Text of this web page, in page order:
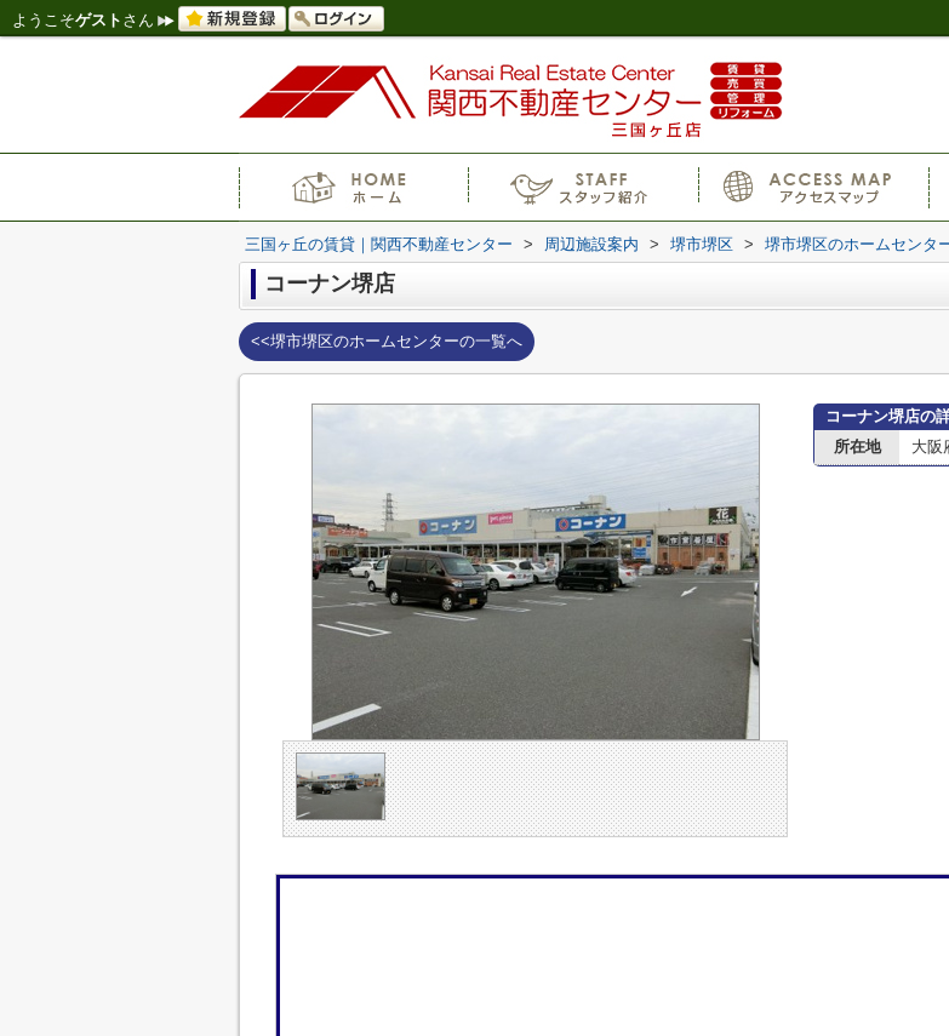
ようこそゲスト さん
三国ヶ丘の賃貸｜関西不動産センター > 周辺施設案内 > 堺市堺区 > 堺市堺区のホームセンタ
コーナン堺店
<<堺市堺区のホームセンターの一覧へ
コーナン堺店の
所在地
大阪